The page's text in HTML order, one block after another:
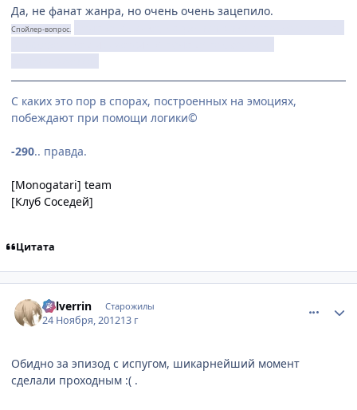
Да, не фанат жанра, но очень очень зацепило.
Спойлер-вопрос.
С каких это пор в спорах, построенных на эмоциях,
побеждают при помощи логики©
-290.. правда.
[Monogatari] team
[Клуб Соседей]
Цитата
Valverrin Старожилы
24 Ноября, 201213 г
Обидно за эпизод с испугом, шикарнейший момент
сделали проходным :( .